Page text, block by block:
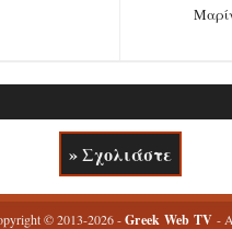
» Σχολιάστε
© 2013-2026 -Greek Web TV -